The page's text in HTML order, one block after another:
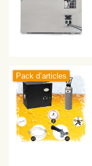
Pack d’articles